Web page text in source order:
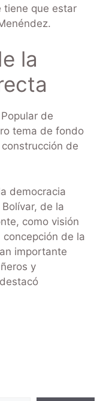
tiene que estar
la
de
tema de fondo
de
democracia
de la
como visión
de la
importante
y